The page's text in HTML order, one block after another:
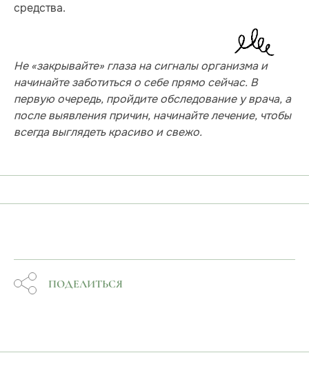
средства.
Не «закрывайте» глаза на сигналы организма и
начинайте заботиться о себе прямо сейчас. В
первую очередь, пройдите обследование у врача, а
после выявления причин, начинайте лечение, чтобы
всегда выглядеть красиво и свежо.
ПОДЕЛИТЬСЯ